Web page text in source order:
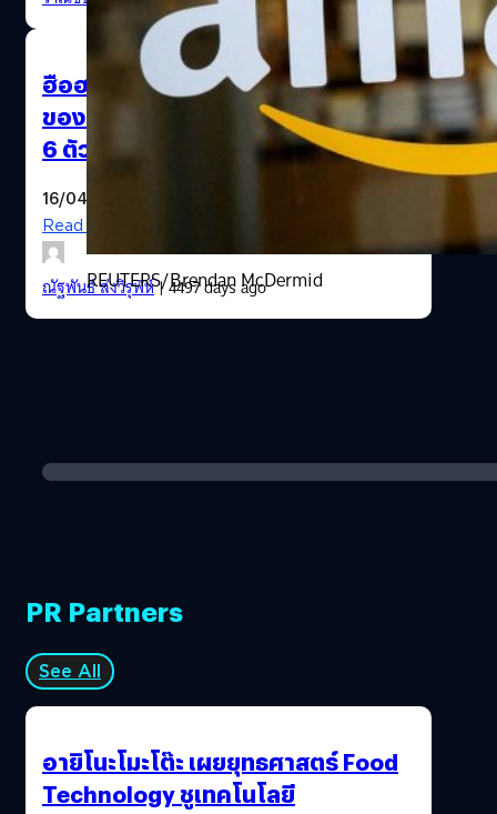
Photo by REUTERS/Peter Cziborra
REUTERS/Brendan McDermid
ฮือฮา! หลุดภาพสมาร์ทโฟนตัวแรก
ของ Amazon ระบบภาพ 3D-ฝังกล้อง
6 ตัว
16/04/2014
Read More
ณัฐพันธ์ ส่งวิรุฬห์| 4497 days ago
PR Partners
See All
อายิโนะโมะโต๊ะ เผยยุทธศาสตร์ Food
Technology ชูเทคโนโลยี